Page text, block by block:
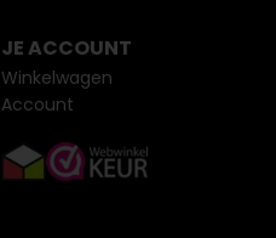
JE ACCOUNT
Winkelwagen
Account